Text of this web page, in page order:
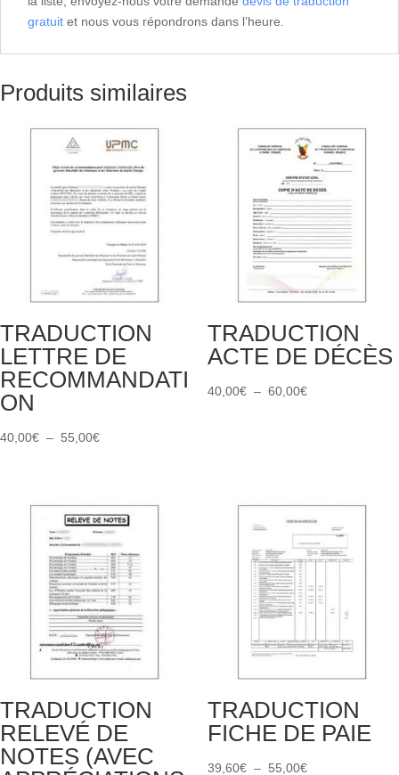
gratuit et nous vous répondrons dans l’heure.
Produits similaires
TRADUCTION
LETTRE DE
RECOMMANDATI
ON
40,00€ – 55,00€Plage
40,00€
à
55,00€
TRADUCTION
ACTE DE DÉCÈS
40,00€ – 60,00€Plage
60,00€
TRADUCTION
RELEVÉ DE
NOTES (AVEC
TRADUCTION
FICHE DE PAIE
39,60€ – 55,00€Plage